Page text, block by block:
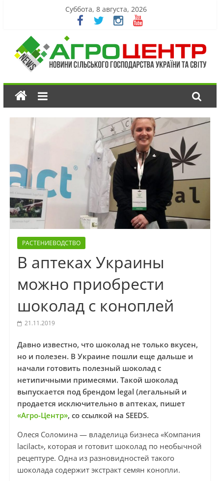
Суббота, 8 августа, 2026
РАСТЕНИЕВОДСТВО
В аптеках Украины
можно приобрести
шоколад с коноплей
21.11.2019
Давно известно, что шоколад не только вкусен,
но и полезен. В Украине пошли еще дальше и
начали готовить полезный шоколад с
нетипичными примесями. Такой шоколад
выпускается под брендом legal (легальный и
продается исключительно в аптеках, пишет
«Агро-Центр», со ссылкой на SEEDS.
Олеся Соломина — владелица бизнеса «Компания
lacilact», которая и готовит шоколад по необычной
рецептуре. Одна из разновидностей такого
шоколада содержит экстракт семян конопли.